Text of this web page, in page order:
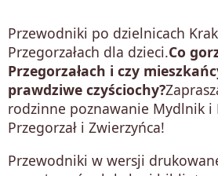
Przewodniki po dzielnicach
Przegorzałach dla dzieci.Co
Przegorzałach i czy
prawdziwe czyściochy?
rodzinne poznawanie Mydlnik i
Przegorzał i Zwierzyńca!
Przewodniki w wersji